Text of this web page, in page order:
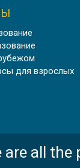
для взрослых
are all